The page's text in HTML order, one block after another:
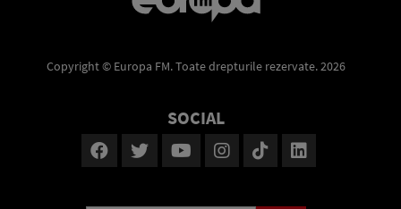
Copyright © Europa FM. Toate drepturile rezervate. 2026
SOCIAL